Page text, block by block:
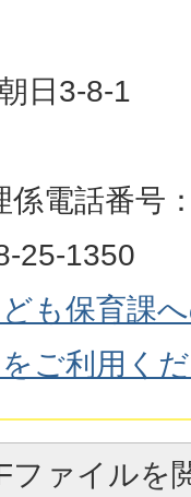
日3-8-1
係電話番号
25-1350
も保育課
ご利用く
ファイルを